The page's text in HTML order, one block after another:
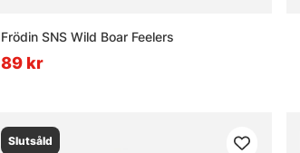
Frödin SNS Wild Boar Feelers
89 kr
Slutsåld